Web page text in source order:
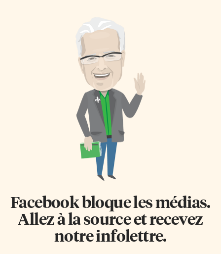
Facebook bloque les médias.
Allez à la source et recevez
notre infolettre.